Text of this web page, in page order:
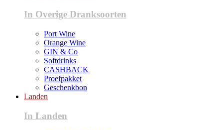
In Overige Dranksoorten
Port Wine
Orange Wine
GIN & Co
Softdrinks
CASHBACK
Proefpakket
Geschenkbon
Landen
In Landen